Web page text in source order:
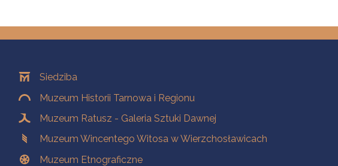
OddziałySiedziba
Muzeum Historii Tarnowa i Regionu
Muzeum Ratusz - Galeria Sztuki Dawnej
Muzeum Wincentego Witosa w Wierzchosławicach
Muzeum Etnograficzne